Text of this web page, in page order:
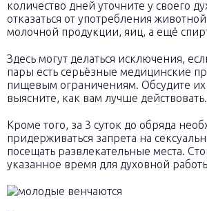
количество дней уточните у своего
отказаться от употребления
молочной продукции, яиц, а ещё
Здесь могут делаться исключения,
пары есть серьёзные медицинские
пищевым ограничениям. Обсудите
выясните, как вам лучше действовать.
Кроме того, за 3 суток до обряда
придерживаться запрета на
посещать развлекательные места.
указанное время для духовной